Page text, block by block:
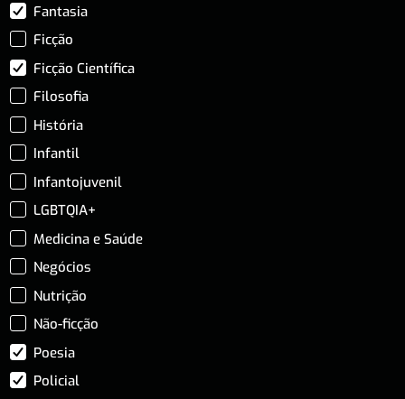
Fantasia
Ficção
Ficção Científica
Filosofia
História
Infantil
Infantojuvenil
LGBTQIA+
Medicina e Saúde
Negócios
Nutrição
Não-ficção
Poesia
Policial